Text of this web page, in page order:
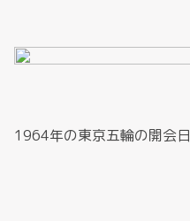
1964年の東京五輪の開会